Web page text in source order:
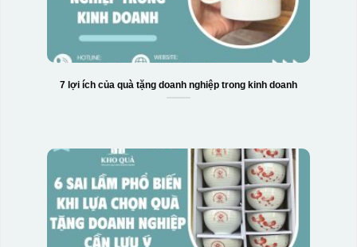
Hộp xi 6 bát cơm
7 lợi ích của quà tặng doanh nghiệp trong kinh doanh